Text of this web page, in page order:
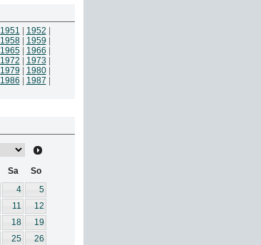
1951 1952
1958| 1959
1965| 1966
1972 1973
1979 1980|
1986 1987
Sa
So
4
5
11
12
18
19
25
26